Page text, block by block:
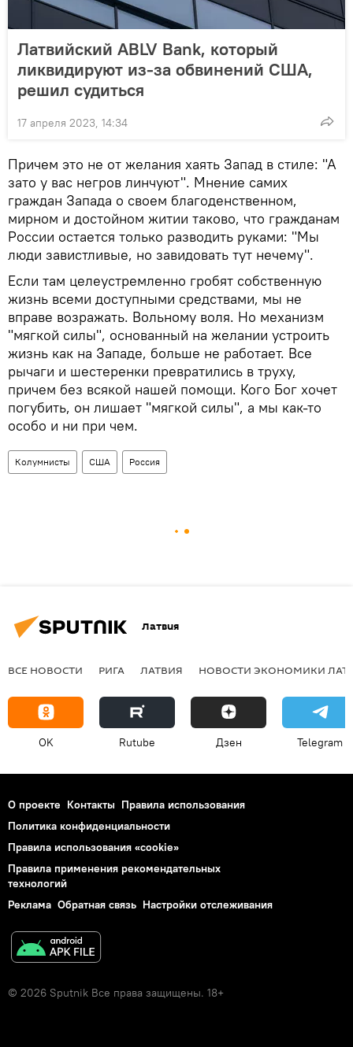
Латвийский ABLV Bank, который
ликвидируют из-за обвинений США,
решил судиться
17 апреля 2023, 14:34
Причем это не от желания хаять Запад в стиле: "А
зато у вас негров линчуют". Мнение самих
граждан Запада о своем благоденственном,
мирном и достойном житии таково, что гражданам
России остается только разводить руками: "Мы
люди завистливые, но завидовать тут нечему".
Если там целеустремленно гробят собственную
жизнь всеми доступными средствами, мы не
вправе возражать. Вольному воля. Но механизм
"мягкой силы", основанный на желании устроить
жизнь как на Западе, больше не работает. Все
рычаги и шестеренки превратились в труху,
причем без всякой нашей помощи. Кого Бог хочет
погубить, он лишает "мягкой силы", а мы как-то
особо и ни при чем.
Колумнисты США Россия
Латвия
ВСЕ НОВОСТИ РИГА ЛАТВИЯ НОВОСТИ ЭКОНОМИКИ
OK Rutube Дзен Telegram
О проекте Контакты Правила использования
Политика конфиденциальности
Правила использования «cookie»
Правила применения рекомендательных
технологий
Реклама Обратная связь Настройки отслеживания
© 2026 Sputnik Все права защищены. 18+